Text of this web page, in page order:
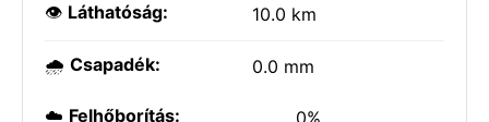
👁️ Láthatóság: 10.0 km
🌧️ Csapadék: 0.0 mm
☁️ Felhőborítás: 0%